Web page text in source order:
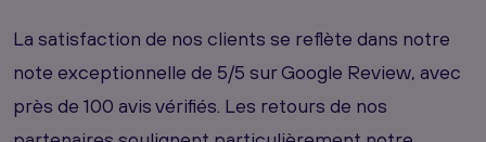
La satisfaction de nos clients se reflète dans notre
note exceptionnelle de 5/5 sur Google Review, avec
près de 100 avis vérifiés. Les retours de nos